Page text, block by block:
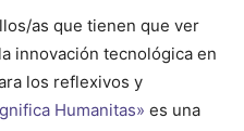
as que tienen que ver
innovación tecnológica en
los reflexivos y
Humanitas» es una